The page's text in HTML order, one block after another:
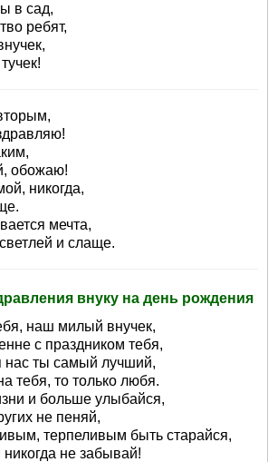
в сад,
ребят,
обожаю!
никогда,
мечта,
и слаще.
внуку на день рождения
наш милый внучек,
с праздником тебя,
нас ты самый лучший,
тебя, то только любя.
и больше улыбайся,
не пеняй,
терпеливым быть старайся,
не забывай!